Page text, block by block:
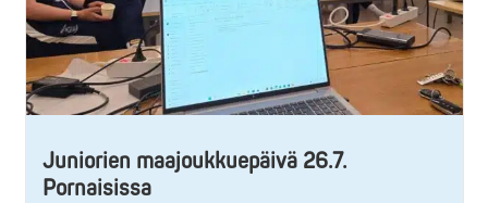
Juniorien maajoukkuepäivä 26.7.
Pornaisissa